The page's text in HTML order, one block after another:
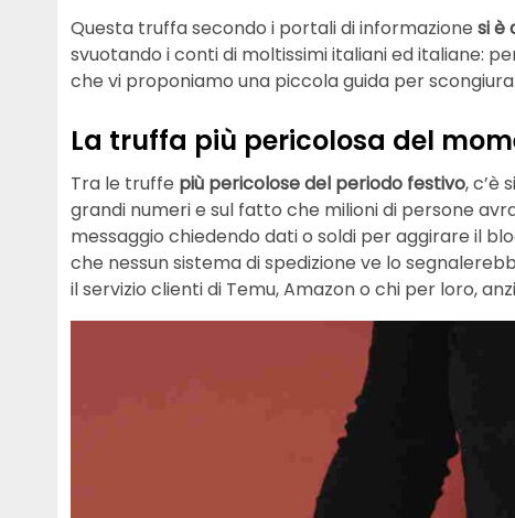
Questa truffa secondo i portali di informazione si è
svuotando i conti di moltissimi italiani ed italiane:
che vi proponiamo una piccola guida per
La truffa più pericolosa del
Tra le truffe più pericolose del periodo festivo, c’è
grandi numeri e sul fatto che milioni di persone
messaggio chiedendo dati o soldi per aggirare il
che nessun sistema di spedizione ve lo
il servizio clienti di Temu, Amazon o chi per loro,